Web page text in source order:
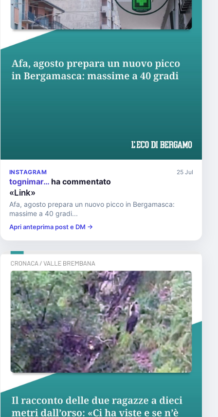
INSTAGRAM 25 Jul
tognimar… ha commentato
«Link»
Afa, agosto prepara un nuovo picco in Bergamasca:
massime a 40 gradi...
Apri anteprima post e DM →